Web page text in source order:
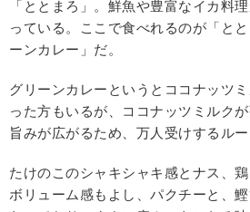
「ととまろ」。鮮魚や豊富なイカ料
っている。ここで食べれるのが「と
ーンカレー」だ。
グリーンカレーというとココナッツ
った方もいるが、ココナッツミルク
旨みが広がるため、万人受けするルー
たけのこのシャキシャキ感とナス、
ボリューム感もよし、パクチーと、